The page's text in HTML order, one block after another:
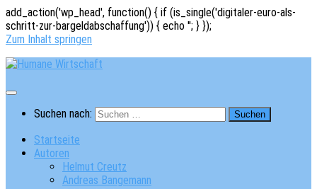
add_action('wp_head', function() { if (is_single('digitaler-euro-als-
schritt-zur-bargeldabschaffung')) { echo ''; } });
Zum Inhalt springen
Suchen nach:
Startseite
Autoren
Helmut Creutz
Andreas Bangemann